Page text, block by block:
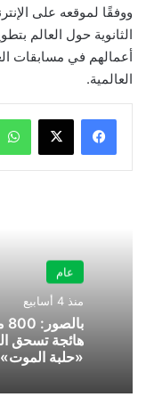
الثانوية حول العالم
أعمالهم في مسابقات
العالمية.
عام
منذ 4 أسابيع
هائجة تسحق
«حلبة